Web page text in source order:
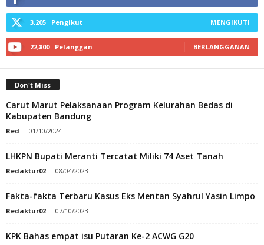
3,205 Pengikut MENGIKUTI
22,800 Pelanggan BERLANGGANAN
Don't Miss
Carut Marut Pelaksanaan Program Kelurahan Bedas di
Kabupaten Bandung
Red - 01/10/2024
LHKPN Bupati Meranti Tercatat Miliki 74 Aset Tanah
Redaktur02 - 08/04/2023
Fakta-fakta Terbaru Kasus Eks Mentan Syahrul Yasin Limpo
Redaktur02 - 07/10/2023
KPK Bahas empat isu Putaran Ke-2 ACWG G20